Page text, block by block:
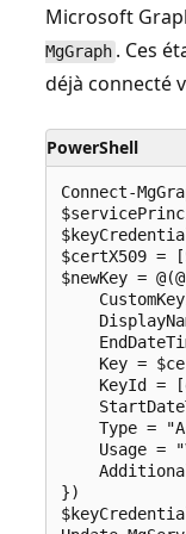
Microsoft
MgGraph . Ces
déjà connecté
PowerShell
Connect-
$certX509 =
$newKey =
Key =
KeyId =
Type =
Usage =
})